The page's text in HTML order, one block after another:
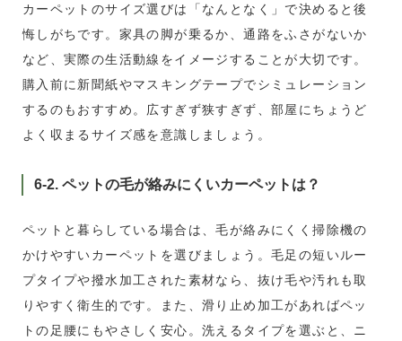
カーペットのサイズ選びは「なんとなく」で決めると後
悔しがちです。家具の脚が乗るか、通路をふさがないか
など、実際の生活動線をイメージすることが大切です。
購入前に新聞紙やマスキングテープでシミュレーション
するのもおすすめ。広すぎず狭すぎず、部屋にちょうど
よく収まるサイズ感を意識しましょう。
6-2. ペットの毛が絡みにくいカーペットは？
ペットと暮らしている場合は、毛が絡みにくく掃除機の
かけやすいカーペットを選びましょう。毛足の短いルー
プタイプや撥水加工された素材なら、抜け毛や汚れも取
りやすく衛生的です。また、滑り止め加工があればペッ
トの足腰にもやさしく安心。洗えるタイプを選ぶと、ニ